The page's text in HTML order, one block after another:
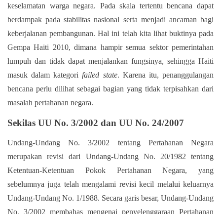
keselamatan warga negara. Pada skala tertentu bencana dapat
berdampak pada stabilitas nasional serta menjadi ancaman bagi
keberjalanan pembangunan. Hal ini telah kita lihat buktinya pada
Gempa Haiti 2010, dimana hampir semua sektor pemerintahan
lumpuh dan tidak dapat menjalankan fungsinya, sehingga Haiti
masuk dalam kategori failed state. Karena itu, penanggulangan
bencana perlu dilihat sebagai bagian yang tidak terpisahkan dari
masalah pertahanan negara.
Sekilas UU No. 3/2002 dan UU No. 24/2007
Undang-Undang No. 3/2002 tentang Pertahanan Negara
merupakan revisi dari Undang-Undang No. 20/1982 tentang
Ketentuan-Ketentuan Pokok Pertahanan Negara, yang
sebelumnya juga telah mengalami revisi kecil melalui keluarnya
Undang-Undang No. 1/1988. Secara garis besar, Undang-Undang
No. 3/2002 membahas mengenai penyelenggaraan Pertahanan